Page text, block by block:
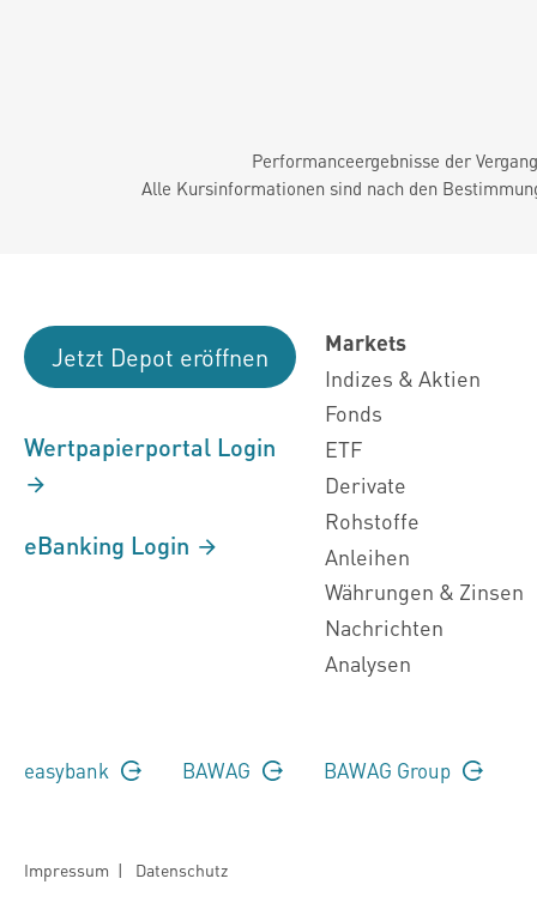
Performanceergebnisse der
Alle Kursinformationen sind nach den
Jetzt Depot eröffnen
Wertpapierportal Login
eBanking Login
Markets
Indizes & Aktien
Fonds
ETF
Derivate
Rohstoffe
Anleihen
Währungen & Zinsen
Nachrichten
Analysen
easybank BAWAG BAWAG Group
Impressum | Datenschutz